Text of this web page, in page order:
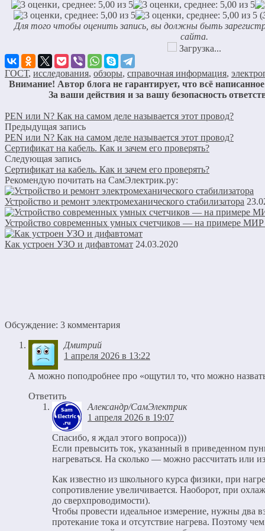
(
Для того чтобы оценить запись, вы должны быть
сайта.
Загрузка...
ГОСТ, исследования, обзоры, справочная информация,
Внимание! Автор блога не гарантирует, что всё
За ваши действия и за вашу безопасность
PEN или N? Как на самом деле называется этот провод?
Предыдущая запись
PEN или N? Как на самом деле называется этот провод?
Сертификат на кабель. Как и зачем его проверять?
Следующая запись
Сертификат на кабель. Как и зачем его проверять?
Рекомендую почитать на СамЭлектрик.ру:
Устройство и ремонт электромеханического стабилизатора
Устройство современных умных счетчиков — на примере
Как устроен УЗО и дифавтомат 24.03.2020
Обсуждение: 3 комментария
Дмитрий
1 апреля 2026 в 13:22
А можно поподробнее про «ощутил то, что можно
Ответить
Александр/СамЭлектрик
1 апреля 2026 в 19:07
Спасибо, я ждал этого вопроса)))
Если превысить ток, указанный в приведенном
нагреваться. На сколько — можно рассчитать или
Как известно из школьного курса физики, при
сопротивление увеличивается. Наоборот, при
до сверхпроводимости).
Чтобы провести идеальное измерение, нужны два
протекание тока и отсутствие нагрева. Поэтому